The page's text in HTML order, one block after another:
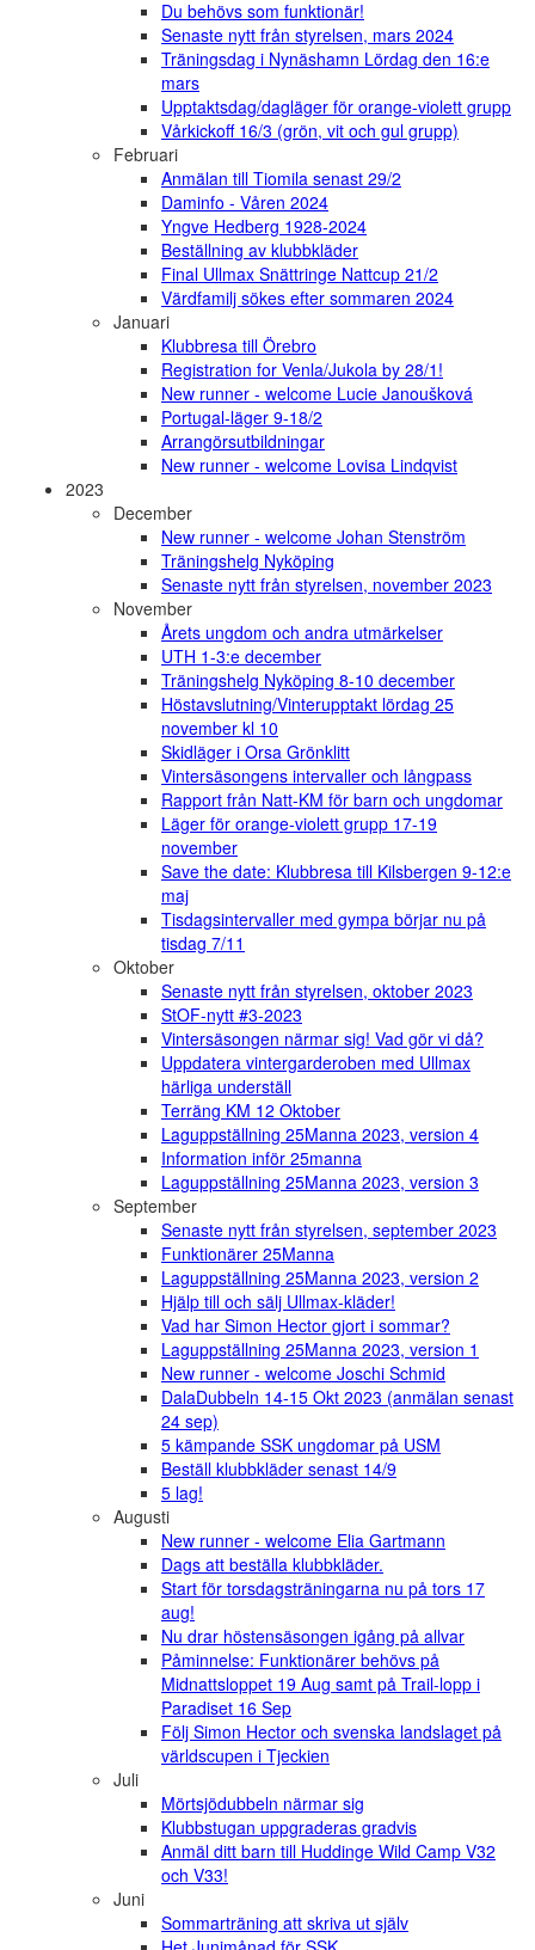
Du behövs som funktionär!
Senaste nytt från styrelsen, mars 2024
Träningsdag i Nynäshamn Lördag den 16:e
mars
Upptaktsdag/dagläger för orange-violett grupp
Vårkickoff 16/3 (grön, vit och gul grupp)
Februari
Anmälan till Tiomila senast 29/2
Daminfo - Våren 2024
Yngve Hedberg 1928-2024
Beställning av klubbkläder
Final Ullmax Snättringe Nattcup 21/2
Värdfamilj sökes efter sommaren 2024
Januari
Klubbresa till Örebro
Registration for Venla/Jukola by 28/1!
New runner - welcome Lucie Janoušková
Portugal-läger 9-18/2
Arrangörsutbildningar
New runner - welcome Lovisa Lindqvist
2023
December
New runner - welcome Johan Stenström
Träningshelg Nyköping
Senaste nytt från styrelsen, november 2023
November
Årets ungdom och andra utmärkelser
UTH 1-3:e december
Träningshelg Nyköping 8-10 december
Höstavslutning/Vinterupptakt lördag 25
november kl 10
Skidläger i Orsa Grönklitt
Vintersäsongens intervaller och långpass
Rapport från Natt-KM för barn och ungdomar
Läger för orange-violett grupp 17-19
november
Save the date: Klubbresa till Kilsbergen 9-12:e
maj
Tisdagsintervaller med gympa börjar nu på
tisdag 7/11
Oktober
Senaste nytt från styrelsen, oktober 2023
StOF-nytt #3-2023
Vintersäsongen närmar sig! Vad gör vi då?
Uppdatera vintergarderoben med Ullmax
härliga underställ
Terräng KM 12 Oktober
Laguppställning 25Manna 2023, version 4
Information inför 25manna
Laguppställning 25Manna 2023, version 3
September
Senaste nytt från styrelsen, september 2023
Funktionärer 25Manna
Laguppställning 25Manna 2023, version 2
Hjälp till och sälj Ullmax-kläder!
Vad har Simon Hector gjort i sommar?
Laguppställning 25Manna 2023, version 1
New runner - welcome Joschi Schmid
DalaDubbeln 14-15 Okt 2023 (anmälan senast
24 sep)
5 kämpande SSK ungdomar på USM
Beställ klubbkläder senast 14/9
5 lag!
Augusti
New runner - welcome Elia Gartmann
Dags att beställa klubbkläder.
Start för torsdagsträningarna nu på tors 17
aug!
Nu drar höstensäsongen igång på allvar
Påminnelse: Funktionärer behövs på
Midnattsloppet 19 Aug samt på Trail-lopp i
Paradiset 16 Sep
Följ Simon Hector och svenska landslaget på
världscupen i Tjeckien
Juli
Mörtsjödubbeln närmar sig
Klubbstugan uppgraderas gradvis
Anmäl ditt barn till Huddinge Wild Camp V32
och V33!
Juni
Sommarträning att skriva ut själv